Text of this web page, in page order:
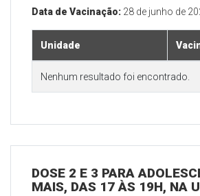
Data de Vacinação: 28 de junho de
Unidade
Nenhum resultado foi encontrado.
DOSE 2 E 3 PARA
MAIS, DAS 17 ÀS 19H, NA